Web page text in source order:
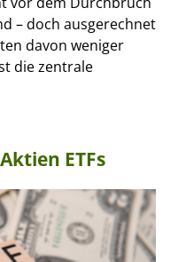
– doch ausgerechnet
davon weniger
die zentrale
ETFs